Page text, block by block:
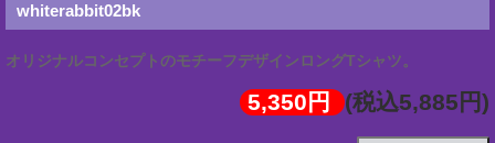
whiterabbit02bk
オリジナルコンセプトのモチーフデザインロングTシャツ。
5,350円 (税込5,885円)